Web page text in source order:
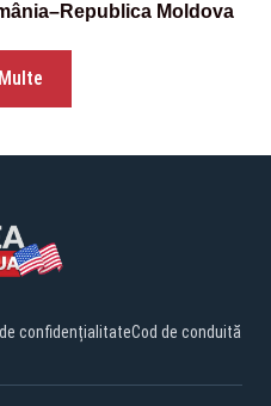
Moldova
confidențialitateCod de conduită